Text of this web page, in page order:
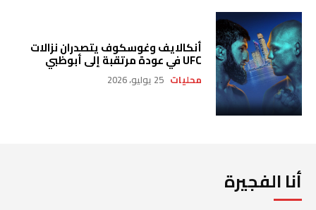
أنكالايف وغوسكوف يتصدران نزالات
UFC في عودة مرتقبة إلى أبوظبي
محليات 25 يوليو، 2026
أنا الفجيرة